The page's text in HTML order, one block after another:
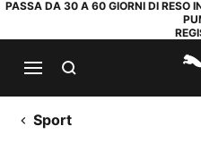
PASSA DA 30 A 60 GIORNI DI RESO
Sport